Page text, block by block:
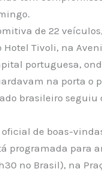
de 22
Hotel Tivoli, na
portuguesa,
na porta o
brasileiro seguiu
de boas-
programada para
no Brasil), na